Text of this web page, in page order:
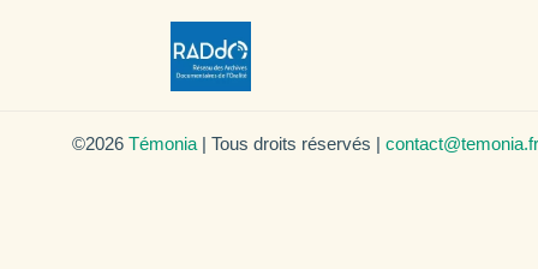
©2026 Témonia | Tous droits réservés | contact@temonia.fr